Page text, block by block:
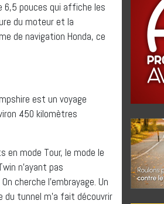
6,5 pouces qui affiche les
du moteur et la
de navigation Honda, ce
est un voyage
450 kilomètres
mode Tour, le mode le
n’ayant pas
cherche l’embrayage. Un
du tunnel m’a fait découvrir